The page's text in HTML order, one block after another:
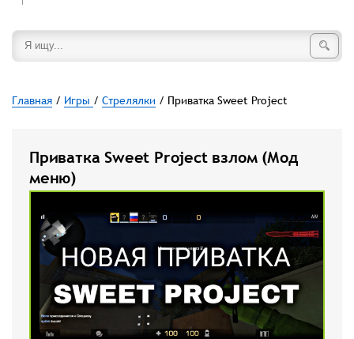
Главная / Игры / Стрелялки / Приватка Sweet Project
Приватка Sweet Project взлом (Мод
меню)